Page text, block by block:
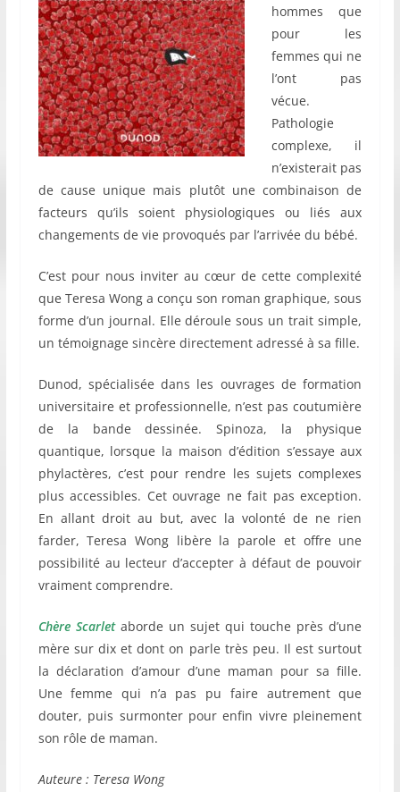
hommes que
pour les
femmes qui ne
l’ont pas
vécue.
Pathologie
complexe, il
n’existerait pas
de cause unique mais plutôt une combinaison de
facteurs qu’ils soient physiologiques ou liés aux
changements de vie provoqués par l’arrivée du bébé.
C’est pour nous inviter au cœur de cette complexité
que Teresa Wong a conçu son roman graphique, sous
forme d’un journal. Elle déroule sous un trait simple,
un témoignage sincère directement adressé à sa fille.
Dunod, spécialisée dans les ouvrages de formation
universitaire et professionnelle, n’est pas coutumière
de la bande dessinée. Spinoza, la physique
quantique, lorsque la maison d’édition s’essaye aux
phylactères, c’est pour rendre les sujets complexes
plus accessibles. Cet ouvrage ne fait pas exception.
En allant droit au but, avec la volonté de ne rien
farder, Teresa Wong libère la parole et offre une
possibilité au lecteur d’accepter à défaut de pouvoir
vraiment comprendre.
Chère Scarlet aborde un sujet qui touche près d’une
mère sur dix et dont on parle très peu. Il est surtout
la déclaration d’amour d’une maman pour sa fille.
Une femme qui n’a pas pu faire autrement que
douter, puis surmonter pour enfin vivre pleinement
son rôle de maman.
Auteure : Teresa Wong